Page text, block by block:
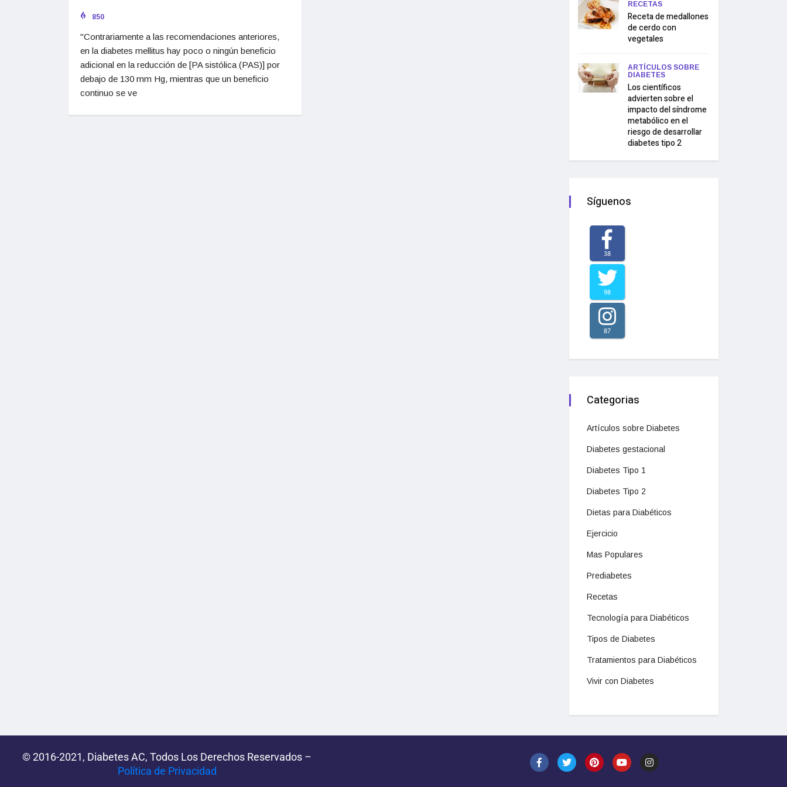
850
"Contrariamente a las recomendaciones anteriores,
en la diabetes mellitus hay poco o ningún beneficio
adicional en la reducción de [PA sistólica (PAS)] por
debajo de 130 mm Hg, mientras que un beneficio
continuo se ve
RECETAS
Receta de medallones
de cerdo con
vegetales
ARTÍCULOS SOBRE
DIABETES
Los científicos
advierten sobre el
impacto del síndrome
metabólico en el
riesgo de desarrollar
diabetes tipo 2
Síguenos
38
98
87
Categorias
Artículos sobre Diabetes
Diabetes gestacional
Diabetes Tipo 1
Diabetes Tipo 2
Dietas para Diabéticos
Ejercicio
Mas Populares
Prediabetes
Recetas
Tecnología para Diabéticos
Tipos de Diabetes
Tratamientos para Diabéticos
Vivir con Diabetes
© 2016-2021, Diabetes AC, Todos Los Derechos Reservados –
Política de Privacidad‌­